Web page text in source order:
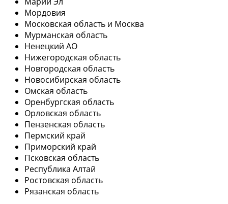
Мордовия
Московская область и Москва
Мурманская область
Ненецкий АО
Нижегородская область
Новгородская область
Новосибирская область
Омская область
Оренбургская область
Орловская область
Пензенская область
Пермский край
Приморский край
Псковская область
Республика Алтай
Ростовская область
Рязанская область